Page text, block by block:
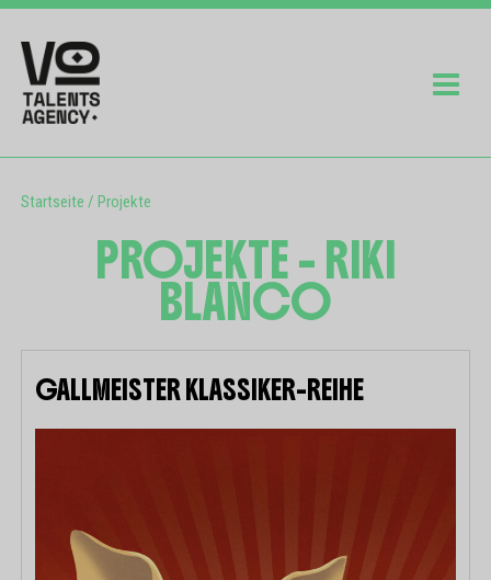
Startseite / Projekte
PROJEKTE - RIKI
BLANCO
GALLMEISTER KLASSIKER-REIHE